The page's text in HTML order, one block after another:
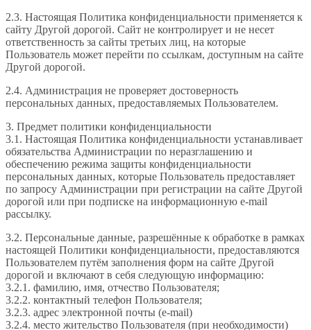
2.3. Настоящая Политика конфиденциальности применяется к
сайту Другой дорогой. Сайт не контролирует и не несет
ответственность за сайты третьих лиц, на которые
Пользователь может перейти по ссылкам, доступным на сайте
Другой дорогой.
2.4. Администрация не проверяет достоверность
персональных данных, предоставляемых Пользователем.
3. Предмет политики конфиденциальности
3.1. Настоящая Политика конфиденциальности устанавливает
обязательства Администрации по неразглашению и
обеспечению режима защиты конфиденциальности
персональных данных, которые Пользователь предоставляет
по запросу Администрации при регистрации на сайте Другой
дорогой или при подписке на информационную e-mail
рассылку.
3.2. Персональные данные, разрешённые к обработке в рамках
настоящей Политики конфиденциальности, предоставляются
Пользователем путём заполнения форм на сайте Другой
дорогой и включают в себя следующую информацию:
3.2.1. фамилию, имя, отчество Пользователя;
3.2.2. контактный телефон Пользователя;
3.2.3. адрес электронной почты (e-mail)
3.2.4. место жительство Пользователя (при необходимости)